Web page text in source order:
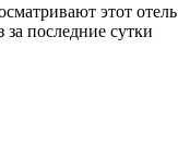
этот отель
за последние сутки